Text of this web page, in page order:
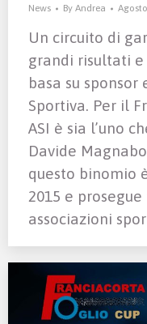
News By Andrea
Un circuito di
grandi risultati
basa su
Sportiva. Per il
ASI è sia l’uno
Davide
questo binomio
2015 e
associazioni